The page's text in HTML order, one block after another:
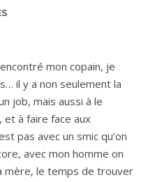
mon copain, je
il y a non seulement la
job, mais aussi à le
à faire face aux
pas avec un smic qu’on
avec mon homme on
mère, le temps de trouver